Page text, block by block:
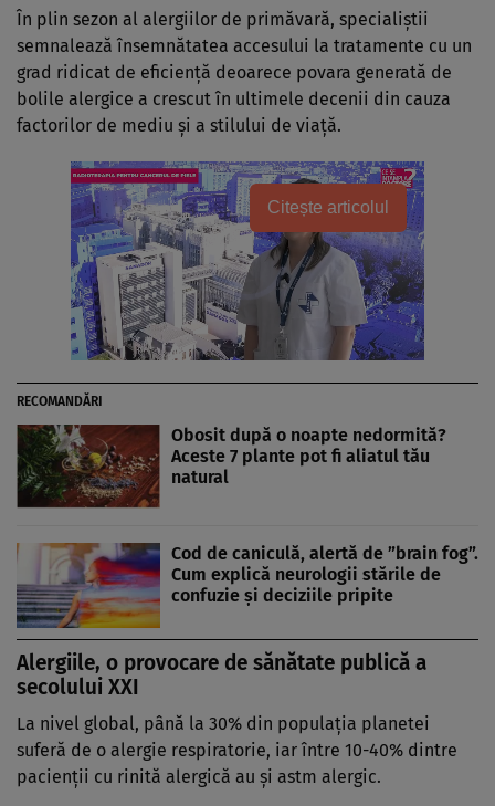
În plin sezon al alergiilor de primăvară, specialiștii
semnalează însemnătatea accesului la tratamente cu un
grad ridicat de eficienţă deoarece povara generată de
bolile alergice a crescut în ultimele decenii din cauza
factorilor de mediu şi a stilului de viaţă.
Citește articolul
RECOMANDĂRI
Obosit după o noapte nedormită?
Aceste 7 plante pot fi aliatul tău
natural
Cod de caniculă, alertă de ”brain fog”.
Cum explică neurologii stările de
confuzie și deciziile pripite
Alergiile, o provocare de sănătate publică a
secolului XXI
La nivel global, până la 30% din populaţia planetei
suferă de o alergie respiratorie, iar între 10-40% dintre
pacienţii cu rinită alergică au şi astm alergic.